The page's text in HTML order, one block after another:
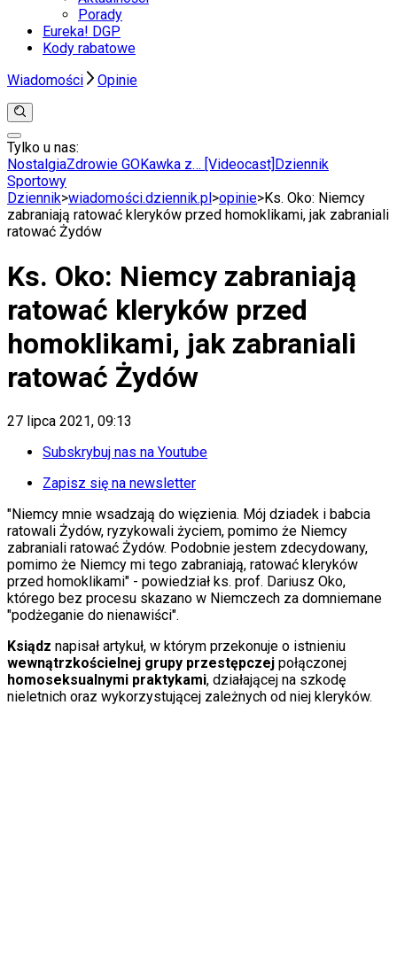
Porady
Eureka! DGP
Kody rabatowe
Wiadomości
Opinie
Anuluj
Wiadomości
Świat
Polityka
Nauka
Gospodarka
Aktualności
Emerytury
Finanse
Praca
Podatki
Twoje finanse
Finanse
Auto
Aktualności
Auta ekologiczne
Automotive
Jednoślady
Na wakacje
Paliwo
Porady
Premiery
Testy
Życie gwiazd
Aktualności
Telewizja
Hity internetu
Edukacja
Aktualności
Tylko u nas:
NostalgiaZdrowie GOKawka z… [Videocast] Dziennik
Sportowy
Dziennik>wiadomości.dziennik.pl >opinie>Ks. Oko: Niemcy
zabraniają ratować kleryków przed homoklikami, jak zabraniali
ratować Żydów
Ks. Oko: Niemcy zabraniają
ratować kleryków przed
homoklikami, jak zabraniali
ratować Żydów
27 lipca 2021, 09:13
Subskrybuj nas na Youtube
Zapisz się na newsletter
"Niemcy mnie wsadzają do więzienia. Mój dziadek i babcia
ratowali Żydów, ryzykowali życiem, pomimo że Niemcy
zabraniali ratować Żydów. Podobnie jestem zdecydowany,
pomimo że Niemcy mi tego zabraniają, ratować kleryków
przed homoklikami" - powiedział ks. prof. Dariusz Oko,
którego bez procesu skazano w Niemczech za domniemane
"podżeganie do nienawiści".
Ksiądz napisał artykuł, w którym przekonuje o istnieniu
wewnątrzkościelnej grupy przestępczej połączonej
homoseksualnymi praktykami, działającej na szkodę
nieletnich oraz wykorzystującej zależnych od niej kleryków.